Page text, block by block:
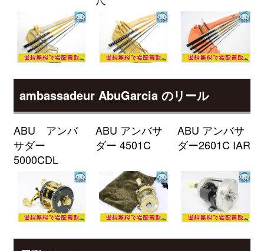
スター 2000 未使用
釣具買取クーポン
turi20260401
（2026/04/30迄）
シマノ 電動リール 25 フォースマ
スター 300DH 未使用
釣具買取クーポンg-
turi20260402（2026/04/30迄）
33,000円
2026/04/04
シマノ 電動リール 23 フォースマ
スター 601DH 未使用
釣具買取クーポンg-
turi20260403
33,000円
2026/04/04
シマノ 電動リール 23 フォースマ
スター 601 未使用
釣具買取クーポン
g-
turi20260404（2026/04/30迄）
2026/04/04
スター 1000 未使用
ambassadeur AbuGarcia のリール
ABU アンバ
サダー
5000CDL
ABU アンバサ
ダー 4501C
ABU アンバサ
ダー2601C IAR